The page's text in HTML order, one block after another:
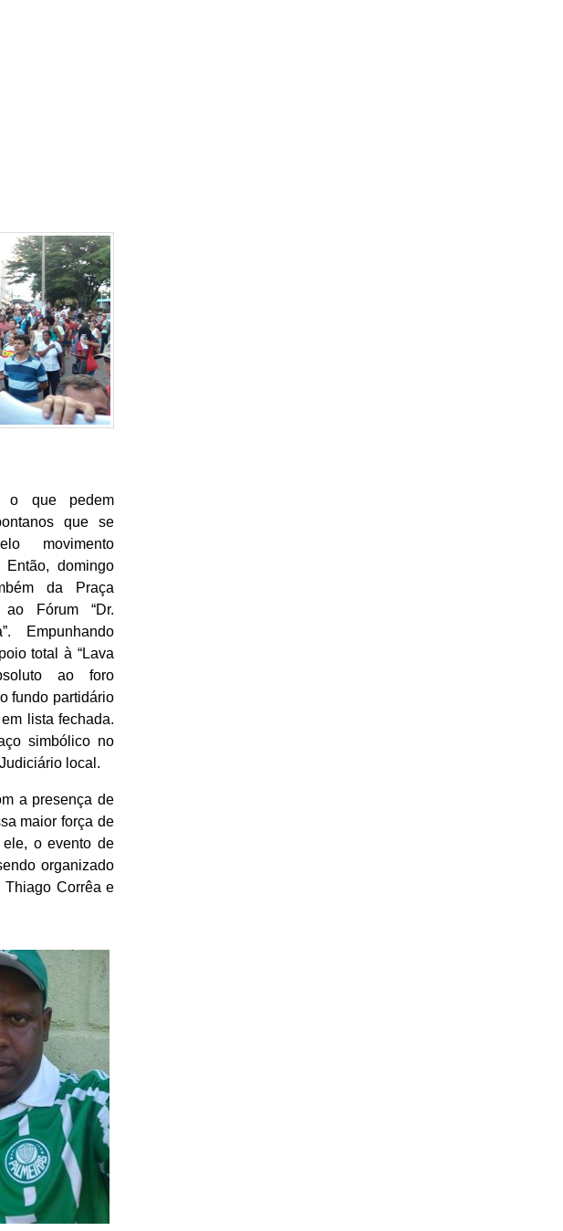
o que pedem
que se
movimento
Então, domingo
da Praça
Fórum “Dr.
Empunhando
total à “Lava
ao foro
fundo partidário
lista fechada.
simbólico no
local.
a presença de
maior força de
ele, o evento de
organizado
Thiago Corrêa e